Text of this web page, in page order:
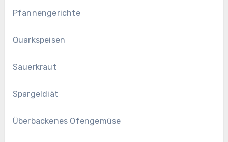
Pfannengerichte
Quarkspeisen
Sauerkraut
Spargeldiät
Überbackenes Ofengemüse